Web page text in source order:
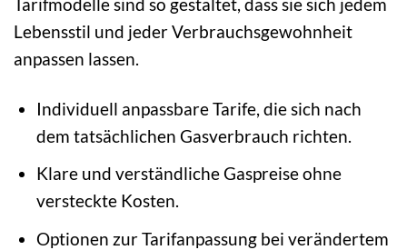
Lebensstil und jeder Verbrauchsgewohnheit
anpassen lassen.
Individuell anpassbare Tarife, die sich nach
dem tatsächlichen Gasverbrauch richten.
Klare und verständliche Gaspreise ohne
versteckte Kosten.
Optionen zur Tarifanpassung bei verändertem